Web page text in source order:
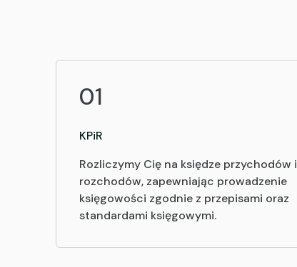
01
KPiR
Rozliczymy Cię na księdze przychodów i
rozchodów, zapewniając prowadzenie
księgowości zgodnie z przepisami oraz
standardami księgowymi.